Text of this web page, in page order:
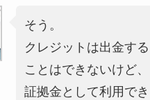
そう。
クレジットは出金する
ことはできないけど、
証拠金として利用でき